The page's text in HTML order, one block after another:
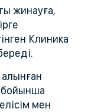
жинауға,
Клиника
бойынша
мен